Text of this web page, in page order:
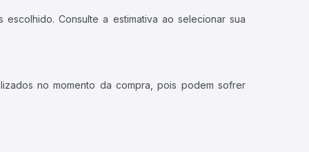
Consulte a estimativa ao selecionar sua
no momento da compra, pois podem sofrer